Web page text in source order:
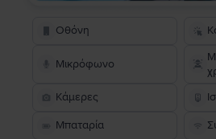
Οθόνη
Μικρόφωνο
Κάμερες
Μπαταρία